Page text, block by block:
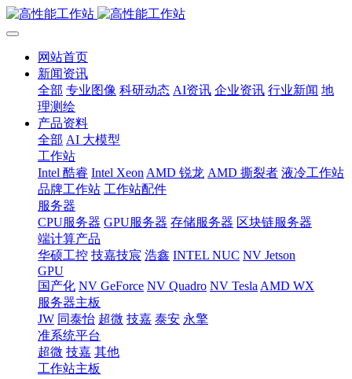
网站首页
新闻资讯
全部 专业图像 科研动态 AI资讯 企业资讯 行业新闻 地
理测绘
产品资料
全部 AI 大模型
工作站
Intel 酷睿 Intel Xeon AMD 锐龙 AMD 撕裂者 液冷工作站
品牌工作站 工作站配件
服务器
CPU服务器 GPU服务器 存储服务器 区块链服务器
端计算产品
华硕工控 技嘉技宸 浩鑫 INTEL NUC NV Jetson
GPU
国产化 NV GeForce NV Quadro NV Tesla AMD WX
服务器主板
JW 同泰怡 超微 技嘉 泰安 永擎
准系统平台
超微 技嘉 其他
工作站主板